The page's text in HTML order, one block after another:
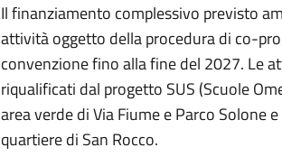
Il finanziamento complessivo previsto
attività oggetto della procedura di co-
convenzione fino alla fine del 2027. Le
riqualificati dal progetto SUS (Scuole
area verde di Via Fiume e Parco Solone
quartiere di San Rocco.